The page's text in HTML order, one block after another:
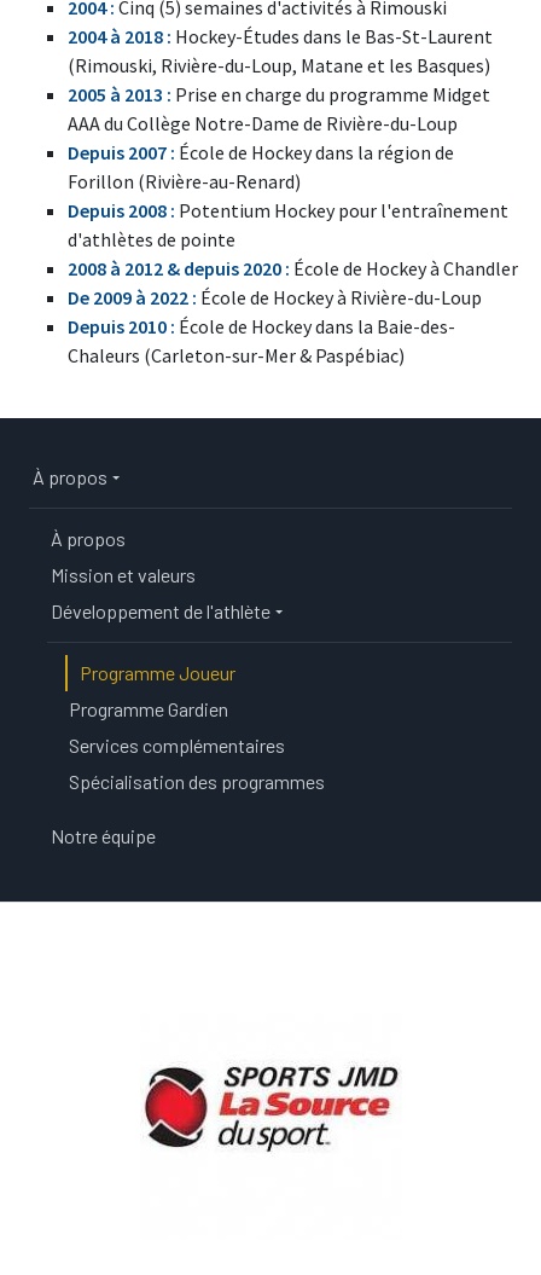
2004 : Cinq (5) semaines d'activités à Rimouski
2004 à 2018 : Hockey-Études dans le Bas-St-Laurent
(Rimouski, Rivière-du-Loup, Matane et les Basques)
2005 à 2013 : Prise en charge du programme Midget
AAA du Collège Notre-Dame de Rivière-du-Loup
Depuis 2007 : École de Hockey dans la région de
Forillon (Rivière-au-Renard)
Depuis 2008 : Potentium Hockey pour l'entraînement
d'athlètes de pointe
2008 à 2012 & depuis 2020 : École de Hockey à Chandler
De 2009 à 2022 : École de Hockey à Rivière-du-Loup
Depuis 2010 : École de Hockey dans la Baie-des-
Chaleurs (Carleton-sur-Mer & Paspébiac)
À propos
À propos
Mission et valeurs
Développement de l'athlète
Programme Joueur
Programme Gardien
Services complémentaires
Spécialisation des programmes
Notre équipe